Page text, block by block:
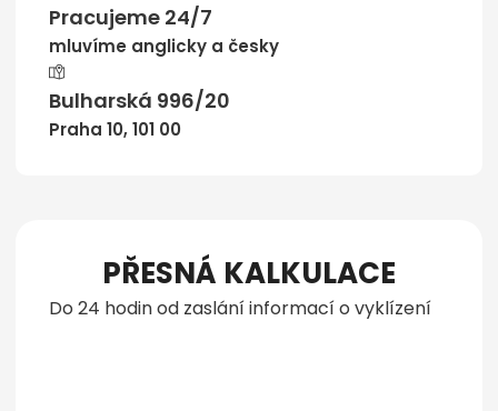
Pracujeme 24/7
mluvíme anglicky a česky
Bulharská 996/20
Praha 10, 101 00
PŘESNÁ KALKULACE
Do 24 hodin od zaslání informací o vyklízení